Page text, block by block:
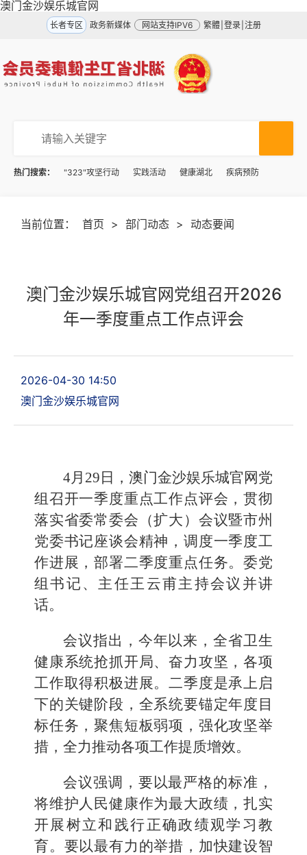
澳门金沙娱乐城官网
长者专区 政务新媒体 网站支持IPV6 繁體 登录 注册
热门搜索： "323"攻坚行动 实践活动 健康湖北 疾病预防
当前位置： 首页 > 部门动态 > 动态要闻
澳门金沙娱乐城官网党组召开2026
年一季度重点工作点评会
2026-04-30 14:50
澳门金沙娱乐城官网
4月29日，澳门金沙娱乐城官网党
组召开一季度重点工作点评会，贯彻
落实省委常委会（扩大）会议暨市州
党委书记座谈会精神，调度一季度工
作进展，部署二季度重点任务。委党
组书记、主任王云甫主持会议并讲
话。
会议指出，今年以来，全省卫生
健康系统抢抓开局、奋力攻坚，各项
工作取得积极进展。二季度是承上启
下的关键阶段，全系统要锚定年度目
标任务，聚焦短板弱项，强化攻坚举
措，全力推动各项工作提质增效。
会议强调，要以最严格的标准，
将维护人民健康作为最大政绩，扎实
开展树立和践行正确政绩观学习教
育。要以最有力的举措，加快建设智